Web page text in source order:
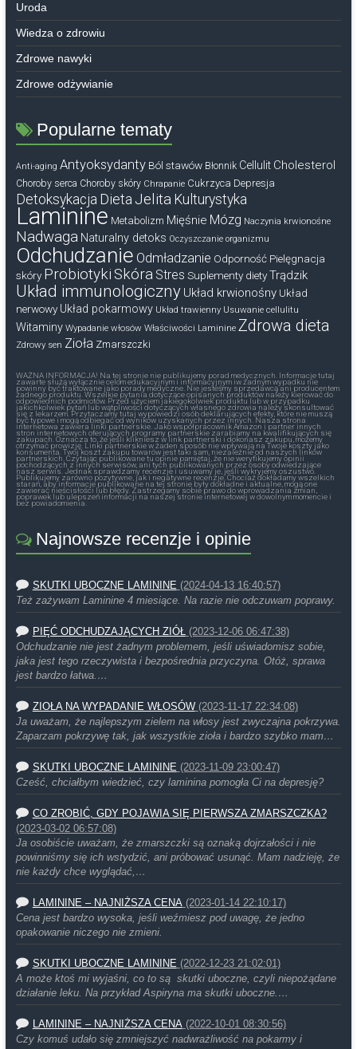
Uroda
Wiedza o zdrowiu
Zdrowe nawyki
Zdrowe odżywianie
Popularne tematy
Anti-aging Antyoksydanty Ból stawów Błonnik Cellulit Cholesterol
Choroby serca Choroby skóry Chrapanie Cukrzyca Depresja
Detoksykacja Dieta Jelita Kulturystyka
Laminine Metabolizm Mięśnie Mózg Naczynia krwionośne
Nadwaga Naturalny detoks Oczyszczanie organizmu
Odchudzanie Odmładzanie Odporność Pielęgnacja
skóry Probiotyki Skóra Stres Suplementy diety Trądzik
Układ immunologiczny Układ krwionośny Układ
nerwowy Układ pokarmowy Układ trawienny Usuwanie cellulitu
Witaminy Wypadanie włosów Właściwości Laminine Zdrowa dieta
Zdrowy sen Zioła Zmarszczki
WAŻNA INFORMACJA! Na tej stronie nie publikujemy porad medycznych. Informacje tutaj
zawarte służą wyłącznie celom edukacyjnym i informacyjnym iw żadnym wypadku nie
powinny być traktowane jako porady medyczne. Nie jesteśmy sprzedawcą ani producentem
żadnego produktu. Wszelkie pytania dotyczące opisanych produktów należy kierować do
odpowiednich podmiotów. Przed użyciem jakiegokolwiek produktu lub w przypadku
jakichkolwiek pytań lub wątpliwości dotyczących własnego zdrowia należy skonsultować
się z lekarzem. Przytaczamy tutaj wypowiedzi osób deklarujących efekty, które nie muszą
być typowe i mogą odbiegać od wyników uzyskanych przez innych. Nasza strona
internetowa zawiera linki partnerskie. Jako współpracownik Amazon i partner innych
stron internetowych oferujących programy partnerskie zarabiamy na kwalifikujących się
zakupach. Oznacza to, że jeśli klikniesz w link partnerski i dokonasz zakupu, możemy
otrzymać prowizję. Linki partnerskie w żaden sposób nie wpływają na Twoje koszty jako
konsumenta. Twój koszt zakupu towarów jest taki sam, niezależnie od naszych linków
partnerskich. Czytając publikowane tu opinie pamiętaj, że nie weryfikujemy opinii
pochodzących z innych serwisów, ani tych publikowanych przez osoby odwiedzające
nasz serwis. Jednak sprawdzamy recenzje i usuwamy je, jeśli wykryjemy oszustwo.
Publikujemy zarówno pozytywne, jak i negatywne recenzje. Chociaż dokładamy wszelkich
starań, aby informacje publikowane na tej stronie były dokładne i aktualne, mogą one
zawierać nieścisłości lub błędy. Zastrzegamy sobie prawo do wprowadzania zmian,
poprawek lub ulepszeń informacji na naszej stronie internetowej w dowolnym momencie i
bez powiadomienia.
Najnowsze recenzje i opinie
SKUTKI UBOCZNE LAMININE (2024-04-13 16:40:57)
Też zażywam Laminine 4 miesiące. Na razie nie odczuwam poprawy.
PIĘĆ ODCHUDZAJĄCYCH ZIÓŁ (2023-12-06 06:47:38)
Odchudzanie nie jest żadnym problemem, jeśli uświadomisz sobie,
jaka jest tego rzeczywista i bezpośrednia przyczyna. Otóż, sprawa
jest bardzo łatwa.…
ZIOŁA NA WYPADANIE WŁOSÓW (2023-11-17 22:34:08)
Ja uważam, że najlepszym zielem na włosy jest zwyczajna pokrzywa.
Zaparzam pokrzywę tak, jak wszystkie zioła i bardzo szybko mam…
SKUTKI UBOCZNE LAMININE (2023-11-09 23:00:47)
Cześć, chciałbym wiedzieć, czy laminina pomogła Ci na depresję?
CO ZROBIĆ, GDY POJAWIA SIĘ PIERWSZA ZMARSZCZKA?
(2023-03-02 06:57:08)
Ja osobiście uważam, że zmarszczki są oznaką dojrzałości i nie
powinniśmy się ich wstydzić, ani próbować usunąć. Mam nadzieję, że
nie każdy chce wyglądać,…
LAMININE – NAJNIŻSZA CENA (2023-01-14 22:10:17)
Cena jest bardzo wysoka, jeśli weźmiesz pod uwagę, że jedno
opakowanie niczego nie zmieni.
SKUTKI UBOCZNE LAMININE (2022-12-23 21:02:01)
A może ktoś mi wyjaśni, co to są skutki uboczne, czyli niepożądane
działanie leku. Na przykład Aspiryna ma skutki uboczne.…
LAMININE – NAJNIŻSZA CENA (2022-10-01 08:30:56)
Czy komuś udało się zmniejszyć nadwrażliwość na pokarmy i